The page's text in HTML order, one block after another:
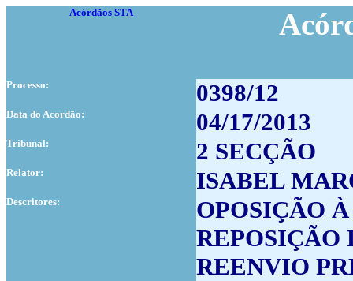
Acórdãos STA
Processo: 0398/12
Data do Acordão: 04/17/2013
Tribunal: 2 SECÇÃO
Relator: ISABEL
Descritores:
OPOSIÇÃO
REPOSIÇÃO
REENVIO